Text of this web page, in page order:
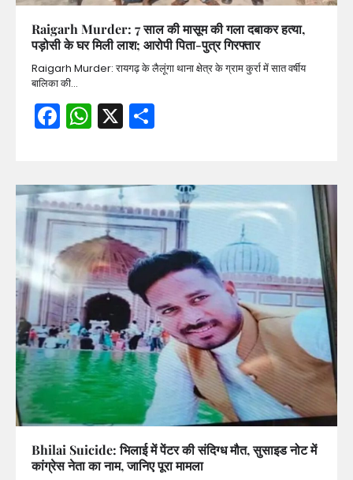
Raigarh Murder: 7 साल की मासूम की गला दबाकर हत्या,
पड़ोसी के घर मिली लाश; आरोपी पिता-पुत्र गिरफ्तार
Raigarh Murder: रायगढ़ के लैलूंगा थाना क्षेत्र के ग्राम कुर्रा में सात वर्षीय
बालिका की…
Facebook
WhatsApp
X
Bhilai Suicide: भिलाई में पेंटर की संदिग्ध मौत, सुसाइड नोट में
कांग्रेस नेता का नाम, जानिए पूरा मामला